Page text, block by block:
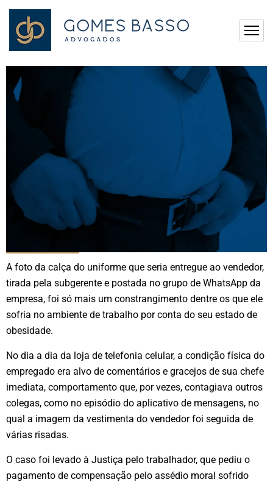
A foto da calça do uniforme que seria entregue ao vendedor,
tirada pela subgerente e postada no grupo de WhatsApp da
empresa, foi só mais um constrangimento dentre os que ele
sofria no ambiente de trabalho por conta do seu estado de
obesidade.
No dia a dia da loja de telefonia celular, a condição física do
empregado era alvo de comentários e gracejos de sua chefe
imediata, comportamento que, por vezes, contagiava outros
colegas, como no episódio do aplicativo de mensagens, no
qual a imagem da vestimenta do vendedor foi seguida de
várias risadas.
O caso foi levado à Justiça pelo trabalhador, que pediu o
pagamento de compensação pelo assédio moral sofrido